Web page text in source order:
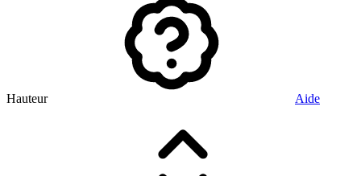
Hauteur Aide